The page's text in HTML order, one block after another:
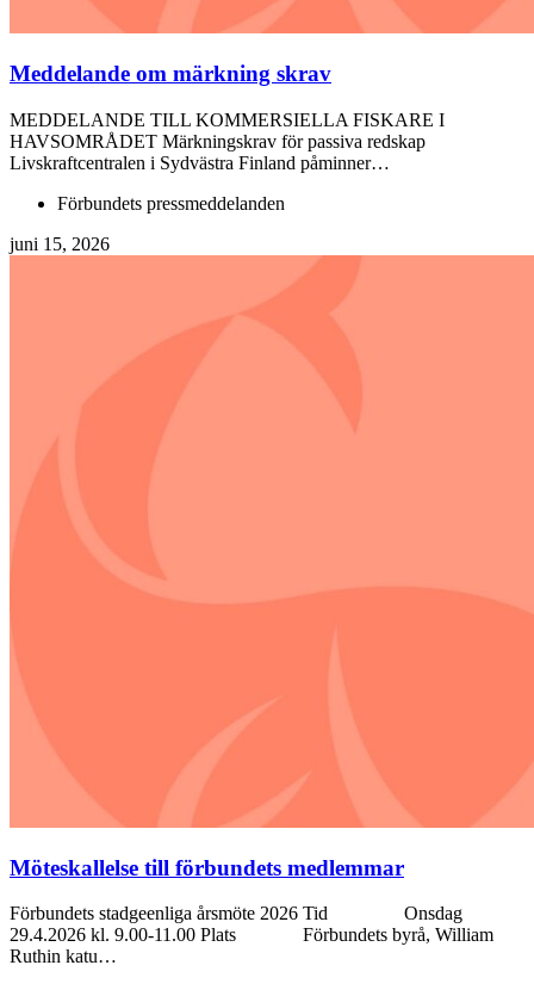
Meddelande om märkning skrav
MEDDELANDE TILL KOMMERSIELLA FISKARE I
HAVSOMRÅDET Märkningskrav för passiva redskap
Livskraftcentralen i Sydvästra Finland påminner…
Förbundets pressmeddelanden
juni 15, 2026
Möteskallelse till förbundets medlemmar
Förbundets stadgeenliga årsmöte 2026 Tid Onsdag
29.4.2026 kl. 9.00-11.00 Plats Förbundets byrå, William
Ruthin katu…